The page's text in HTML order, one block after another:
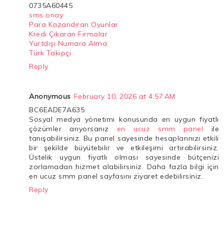
0735A60445
sms onay
Para Kazandıran Oyunlar
Kredi Çıkaran Firmalar
Yurtdışı Numara Alma
Türk Takipçi
Reply
Anonymous February 10, 2026 at 4:57 AM
BC6EADE7A635
Sosyal medya yönetimi konusunda en uygun fiyatlı
çözümler arıyorsanız en ucuz smm panel ile
tanışabilirsiniz. Bu panel sayesinde hesaplarınızı etkili
bir şekilde büyütebilir ve etkileşimi artırabilirsiniz.
Üstelik uygun fiyatlı olması sayesinde bütçenizi
zorlamadan hizmet alabilirsiniz. Daha fazla bilgi için
en ucuz smm panel sayfasını ziyaret edebilirsiniz.
Reply